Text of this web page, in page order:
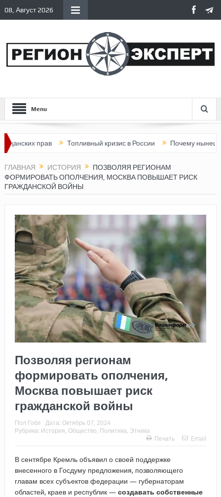
08, Август 2026
Menu
прав Топливный кризис в России Почему нынешняя
ГЛАВНАЯ ИСТОРИЯ
ПОЗВОЛЯЯ РЕГИОНАМ
ФОРМИРОВАТЬ ОПОЛЧЕНИЯ, МОСКВА ПОВЫШАЕТ РИСК
ГРАЖДАНСКОЙ ВОЙНЫ
Позволяя регионам
формировать ополчения,
Москва повышает риск
гражданской войны
Пол Гобл Дата: Октябрь 07, 2024
Рубрика: История Общество Политика Этника
Печать
Email
В сентябре Кремль объявил о своей поддержке
внесенного в Госдуму предложения, позволяющего
главам всех субъектов федерации — губернаторам
областей, краев и республик — создавать собственные